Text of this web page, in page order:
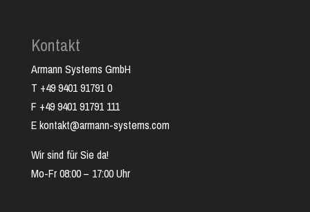
Kontakt
Armann Systems GmbH
T +49 9401 91791 0
F +49 9401 91791 111
E kontakt@armann-systems.com
Wir sind für Sie da!
Mo-Fr 08:00 – 17:00 Uhr